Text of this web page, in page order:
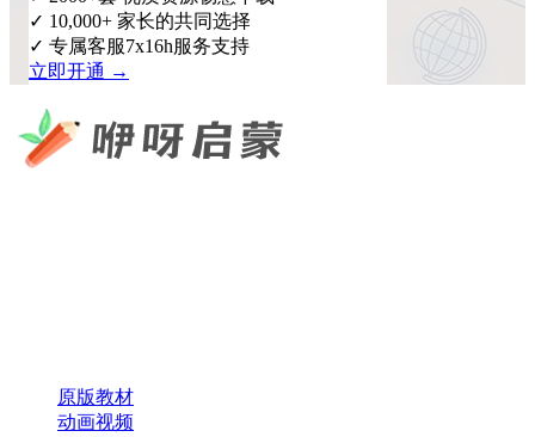
✓ 10,000+ 家长的共同选择
✓ 专属客服7x16h服务支持
立即开通 →
原版教材
动画视频